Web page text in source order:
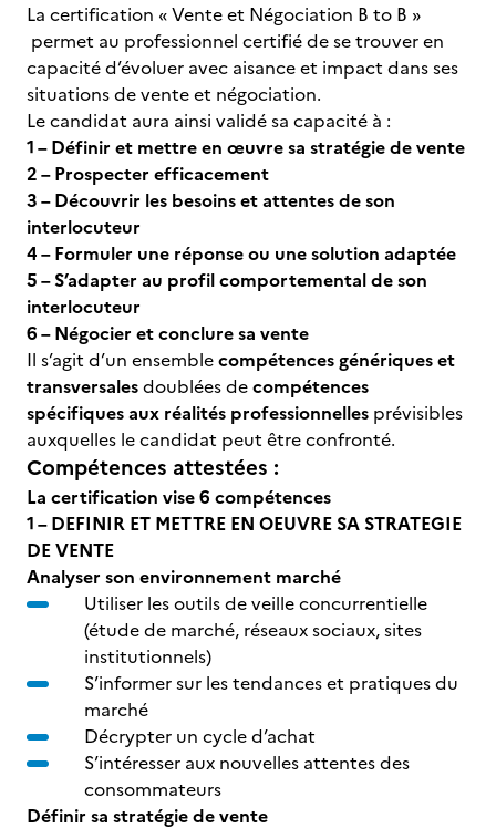
La certification « Vente et Négociation B to B »
permet au professionnel certifié de se trouver en
capacité d’évoluer avec aisance et impact dans ses
situations de vente et négociation.
Le candidat aura ainsi validé sa capacité à :
1 – Définir et mettre en œuvre sa stratégie de vente
2 – Prospecter efficacement
3 – Découvrir les besoins et attentes de son
interlocuteur
4 – Formuler une réponse ou une solution adaptée
5 – S’adapter au profil comportemental de son
interlocuteur
6 – Négocier et conclure sa vente
Il s’agit d’un ensemblecompétences génériques et
transversalesdoublées decompétences
spécifiques aux réalités professionnelles prévisibles
auxquelles le candidat peut être confronté.
Compétences attestées :
La certification vise 6 compétences
1 – DEFINIR ET METTRE EN OEUVRE SA STRATEGIE
DE VENTE
Analyser son environnement marché
Utiliser les outils de veille concurrentielle
(étude de marché, réseaux sociaux, sites
institutionnels)
S’informer sur les tendances et pratiques du
marché
Décrypter un cycle d’achat
S’intéresser aux nouvelles attentes des
consommateurs
Définir sa stratégie de vente